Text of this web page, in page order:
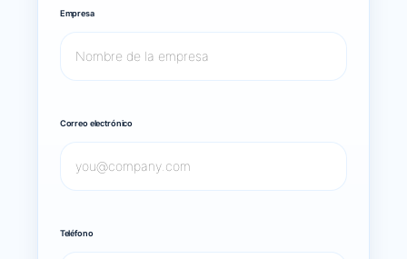
Empresa
Correo electrónico
Teléfono